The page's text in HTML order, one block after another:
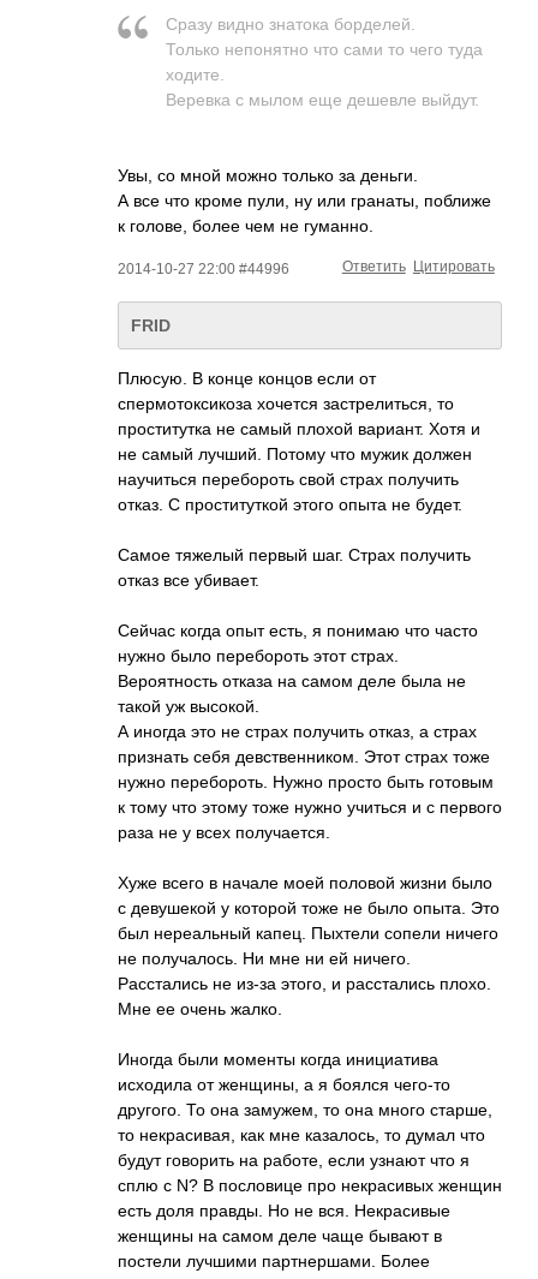
Сразу видно знатока борделей.
Только непонятно что сами то чего туда
ходите.
Веревка с мылом еще дешевле выйдут.
Увы, со мной можно только за деньги.
А все что кроме пули, ну или гранаты, поближе
к голове, более чем не гуманно.
2014-10-27 22:00 #44996 Цитировать
Ответить
FRID
Плюсую. В конце концов если от
спермотоксикоза хочется застрелиться, то
проститутка не самый плохой вариант. Хотя и
не самый лучший. Потому что мужик должен
научиться перебороть свой страх получить
отказ. C проституткой этого опыта не будет.
Самое тяжелый первый шаг. Страх получить
отказ все убивает.
Сейчас когда опыт есть, я понимаю что часто
нужно было перебороть этот страх.
Вероятность отказа на самом деле была не
такой уж высокой.
А иногда это не страх получить отказ, а страх
признать себя девственником. Этот страх тоже
нужно перебороть. Нужно просто быть готовым
к тому что этому тоже нужно учиться и с первого
раза не у всех получается.
Хуже всего в начале моей половой жизни было
с девушекой у которой тоже не было опыта. Это
был нереальный капец. Пыхтели сопели ничего
не получалось. Ни мне ни ей ничего.
Расстались не из-за этого, и расстались плохо.
Мне ее очень жалко.
Иногда были моменты когда инициатива
исходила от женщины, а я боялся чего-то
другого. То она замужем, то она много старше,
то некрасивая, как мне казалось, то думал что
будут говорить на работе, если узнают что я
сплю с N? В пословице про некрасивых женщин
есть доля правды. Но не вся. Некрасивые
женщины на самом деле чаще бывают в
постели лучшими партнершами. Более